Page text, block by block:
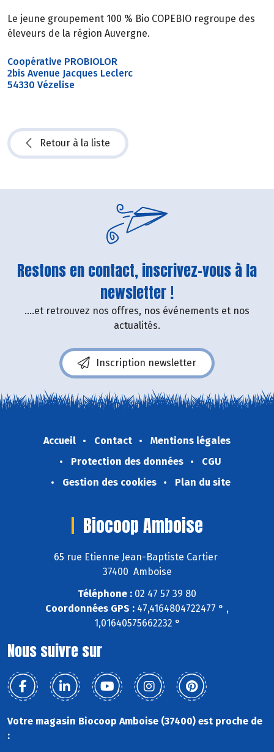
Le jeune groupement 100 % Bio COPEBIO regroupe des
éleveurs de la région Auvergne.
Coopérative PROBIOLOR
2bis Avenue Jacques Leclerc
54330 Vézelise
Retour à la liste
Restons en contact, inscrivez-vous à la
newsletter !
....et retrouvez nos offres, nos événements et nos
actualités.
Inscription newsletter
Accueil Contact
Mentions légales
Protection des données
CGU
Gestion des cookies
Plan du site
Biocoop Amboise
65 rue Etienne Jean-Baptiste Cartier
37400 Amboise
Téléphone : 02 47 57 39 80
Coordonnées GPS : 47,4164804722477 ° ,
1,01640575662232 °
Nous suivre sur
Votre magasin Biocoop Amboise (37400) est proche de
: